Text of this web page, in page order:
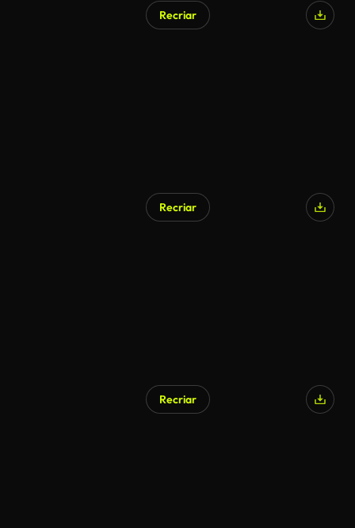
Recriar
Recriar
Recriar